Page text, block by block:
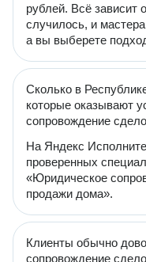
рублей. Всё зависит
случилось, и
а вы выберете
Сколько в
которые оказывают
сопровождение
На Яндекс
проверенных
«Юридическое
продажи дома».
Клиенты обычно
сопровождение